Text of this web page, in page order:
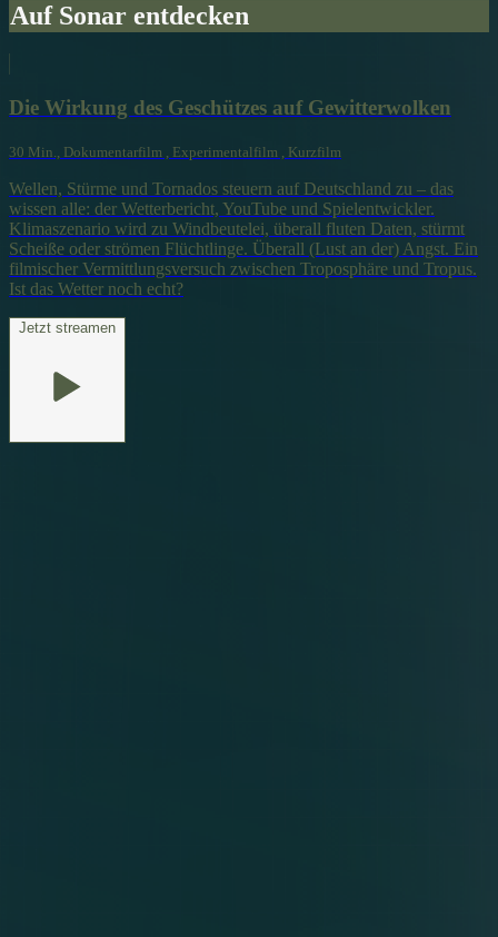
Auf Sonar entdecken
Die Wirkung des Geschützes auf Gewitterwolken
30 Min., Dokumentarfilm , Experimentalfilm , Kurzfilm
Wellen, Stürme und Tornados steuern auf Deutschland zu – das
wissen alle: der Wetterbericht, YouTube und Spielentwickler.
Klimaszenario wird zu Windbeutelei, überall fluten Daten, stürmt
Scheiße oder strömen Flüchtlinge. Überall (Lust an der) Angst. Ein
filmischer Vermittlungsversuch zwischen Troposphäre und Tropus.
Ist das Wetter noch echt?
Jetzt streamen